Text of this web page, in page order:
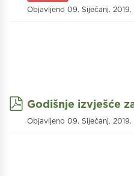
Objavljeno 09. Siječanj. 2019.
pdf
Godišnje izvješće
Objavljeno 09. Siječanj. 2019.